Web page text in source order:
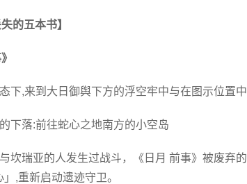
的五本书】
下,来到大日御舆下方的浮空牢中与在图示位置
下落:前往蛇心之地南方的小空岛
坎瑞亚的人发生过战斗，《日月 前事》被废弃
,重新启动遗迹守卫。